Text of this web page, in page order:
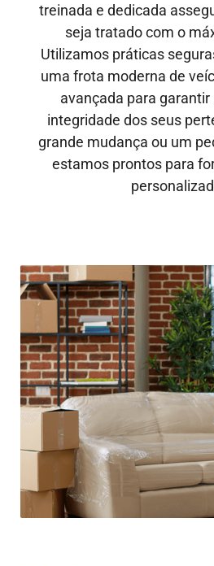
treinada e dedicada
seja tratado com o
Utilizamos práticas
uma frota moderna de
avançada para garantir
integridade dos seus
grande mudança ou um
estamos prontos para